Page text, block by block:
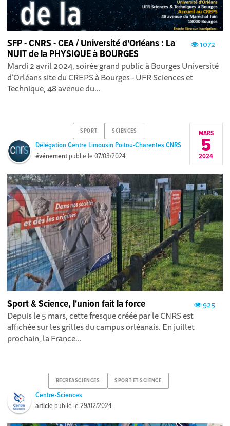
1072
SFP - CNRS - CEA / Université d'Orléans : La
NUIT de la PHYSIQUE à BOURGES
Mardi 2 avril 2024, soirée grand public à Bourges Université
d’Orléans site du CREPS à Bourges - UFR Sciences et
Technique, 48 avenue du...
SPORT SCIENCES
Délégation Centre Limousin Poitou-Charentes CNRS
événement publié le07/03/2024
MARS
5
2024
925
Sport & Science, l'union fait la force
Depuis le 5 mars, cette fresque créée par le CNRS est
affichée sur les grilles du campus orléanais. En juillet
prochain, la France...
RECREASCIENCES SPORT-ET-SCIENCE
Centre•Sciences
article publié le29/02/2024